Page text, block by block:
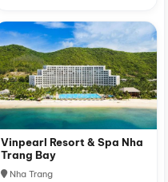
Vinpearl Resort & Spa Nha
Trang Bay
Nha Trang